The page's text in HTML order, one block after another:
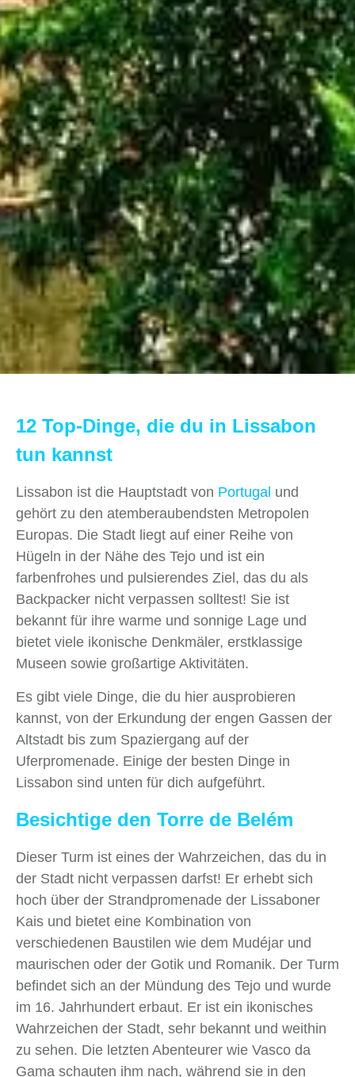
12 Top-Dinge, die du in Lissabon
tun kannst
Lissabon ist die Hauptstadt von Portugal und
gehört zu den atemberaubendsten Metropolen
Europas. Die Stadt liegt auf einer Reihe von
Hügeln in der Nähe des Tejo und ist ein
farbenfrohes und pulsierendes Ziel, das du als
Backpacker nicht verpassen solltest! Sie ist
bekannt für ihre warme und sonnige Lage und
bietet viele ikonische Denkmäler, erstklassige
Museen sowie großartige Aktivitäten.
Es gibt viele Dinge, die du hier ausprobieren
kannst, von der Erkundung der engen Gassen der
Altstadt bis zum Spaziergang auf der
Uferpromenade. Einige der besten Dinge in
Lissabon sind unten für dich aufgeführt.
Besichtige den Torre de Belém
Dieser Turm ist eines der Wahrzeichen, das du in
der Stadt nicht verpassen darfst! Er erhebt sich
hoch über der Strandpromenade der Lissaboner
Kais und bietet eine Kombination von
verschiedenen Baustilen wie dem Mudéjar und
maurischen oder der Gotik und Romanik. Der Turm
befindet sich an der Mündung des Tejo und wurde
im 16. Jahrhundert erbaut. Er ist ein ikonisches
Wahrzeichen der Stadt, sehr bekannt und weithin
zu sehen. Die letzten Abenteurer wie Vasco da
Gama schauten ihm nach, während sie in den